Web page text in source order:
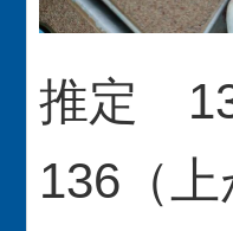
推定
136（